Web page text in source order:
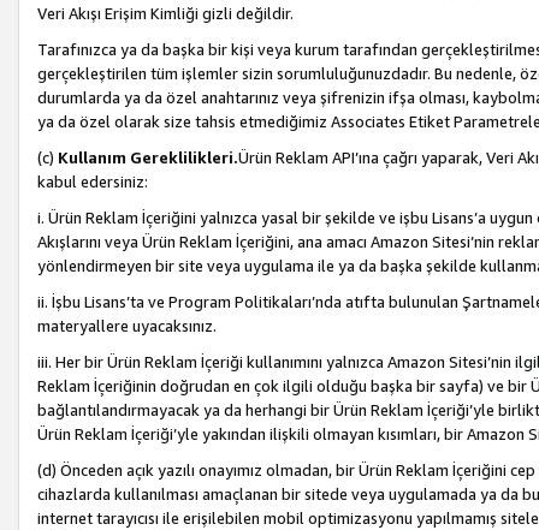
Veri Akışı Erişim Kimliği gizli değildir.
Tarafınızca ya da başka bir kişi veya kurum tarafından
gerçekleştirilen tüm işlemler sizin sorumluluğunuzdadır. Bu nedenle,
durumlarda ya da özel anahtarınız veya şifrenizin ifşa olması,
ya da özel olarak size tahsis etmediğimiz Associates Etiket
(c) Kullanım Gereklilikleri.Ürün Reklam API’ına çağrı yaparak, Veri
kabul edersiniz:
i. Ürün Reklam İçeriğini yalnızca yasal bir şekilde ve işbu Lisans’a uygun
Akışlarını veya Ürün Reklam İçeriğini, ana amacı Amazon Sitesi’nin
yönlendirmeyen bir site veya uygulama ile ya da başka şekilde
ii. İşbu Lisans’ta ve Program Politikaları’nda atıfta bulunulan
materyallere uyacaksınız.
iii. Her bir Ürün Reklam İçeriği kullanımını yalnızca Amazon
Reklam İçeriğinin doğrudan en çok ilgili olduğu başka bir sayfa) ve bir
bağlantılandırmayacak ya da herhangi bir Ürün Reklam İçeriği’yle
Ürün Reklam İçeriği’yle yakından ilişkili olmayan kısımları, bir Amazon
(d) Önceden açık yazılı onayımız olmadan, bir Ürün Reklam İçeriğini
cihazlarda kullanılması amaçlanan bir sitede veya uygulamada ya da
internet tarayıcısı ile erişilebilen mobil optimizasyonu yapılmamış